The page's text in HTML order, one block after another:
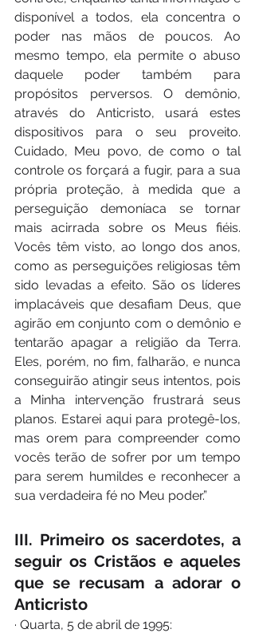
disponível a todos, ela concentra o
poder nas mãos de poucos. Ao
mesmo tempo, ela permite o abuso
daquele poder também para
propósitos perversos. O demônio,
através do Anticristo, usará estes
dispositivos para o seu proveito.
Cuidado, Meu povo, de como o tal
controle os forçará a fugir, para a sua
própria proteção, à medida que a
perseguição demoníaca se tornar
mais acirrada sobre os Meus fiéis.
Vocês têm visto, ao longo dos anos,
como as perseguições religiosas têm
sido levadas a efeito. São os líderes
implacáveis que desafiam Deus, que
agirão em conjunto com o demônio e
tentarão apagar a religião da Terra.
Eles, porém, no fim, falharão, e nunca
conseguirão atingir seus intentos, pois
a Minha intervenção frustrará seus
planos. Estarei aqui para protegê-los,
mas orem para compreender como
vocês terão de sofrer por um tempo
para serem humildes e reconhecer a
sua verdadeira fé no Meu poder.”
III. Primeiro os sacerdotes, a
seguir os Cristãos e aqueles
que se recusam a adorar o
Anticristo
· Quarta, 5 de abril de 1995: